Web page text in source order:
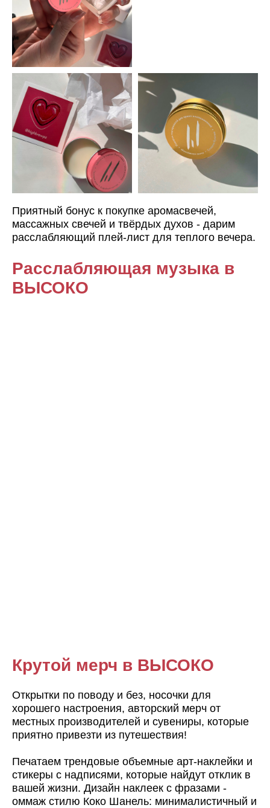
Приятный бонус к покупке аромасвечей,
массажных свечей и твёрдых духов - дарим
расслабляющий плей-лист для теплого вечера.
Расслабляющая музыка в
ВЫСОКО
Крутой мерч в ВЫСОКО
Открытки по поводу и без, носочки для
хорошего настроения, авторский мерч от
местных производителей и сувениры, которые
приятно привезти из путешествия!
Печатаем трендовые объемные арт-наклейки и
стикеры с надписями, которые найдут отклик в
вашей жизни. Дизайн наклеек с фразами -
оммаж стилю Коко Шанель: минималистичный и